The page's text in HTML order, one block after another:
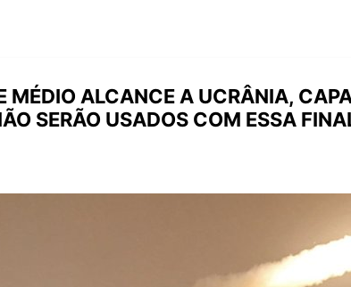
MÉDIO ALCANCE A UCRÂNIA,
SERÃO USADOS COM ESSA